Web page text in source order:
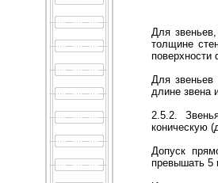
Для
толщине
Для звеньев
длине звена
2.5.2.
коническую
Допуск
превышать 5